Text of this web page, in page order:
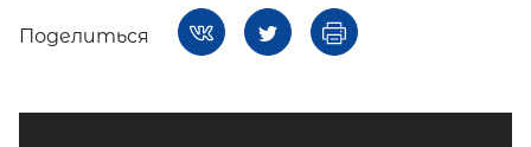
Поделиться